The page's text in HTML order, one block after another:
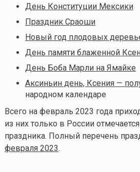
День Конституции Мексики
Праздник Сраоши
Новый год плодовых
День памяти блаженной
День Боба Марли на Ямайке
Аксиньин день, Ксения —
народном календаре
Всего на февраль 2023 года
из них только в России
праздника. Полный перечень
февраля 2023.